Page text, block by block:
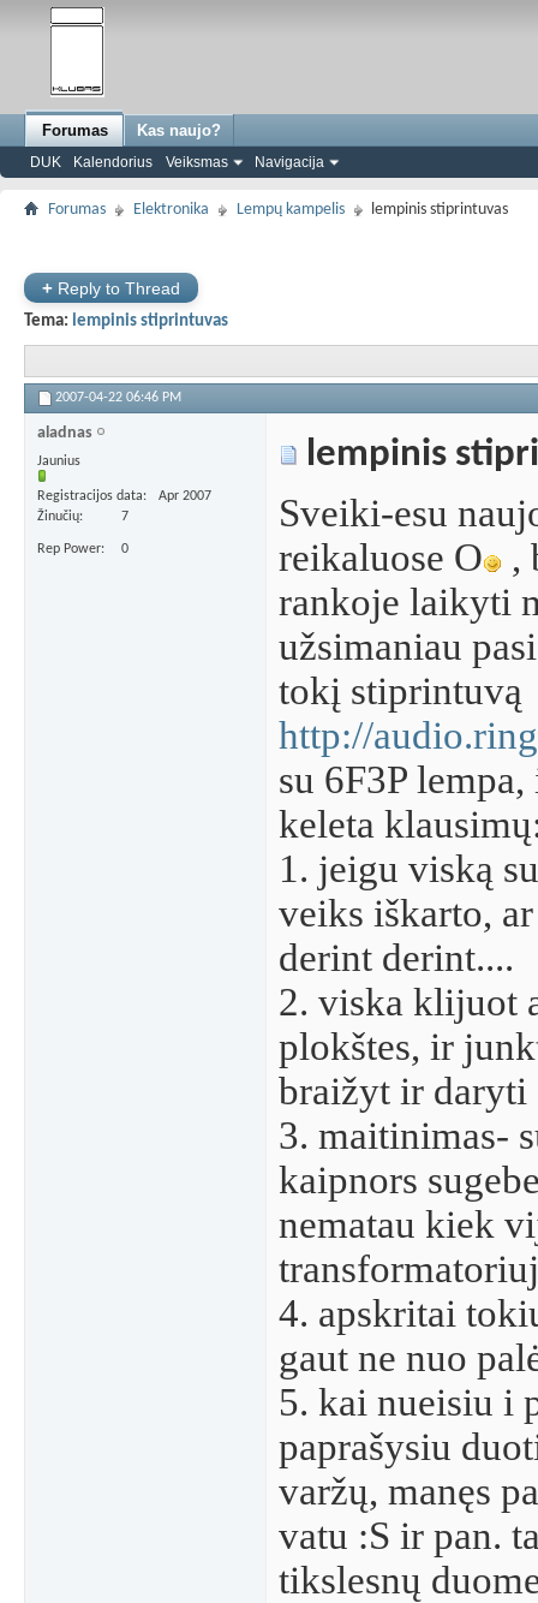
Forumas
DUK Kalendorius Veiksmas Navigacija
Kas naujo?
Forumas Elektronika Lempų kampelis lempinis stiprintuvas
+ Reply to Thread
Tema: lempinis stiprintuvas
2007-04-22 06:46 PM
aladnas
Jaunius
Registracijos data
Apr 2007
Žinučių
7
Rep Power 0
lempinis
Sveiki-esu
reikaluose O
,
rankoje laikyti
užsimaniau
tokį stiprintuvą
http://
su 6F3P
keleta
1. jeigu viską
veiks iškarto,
derint derint....
2. viska klijuot
plokštes, ir
braižyt ir daryti
3. maitinimas-
kaipnors
nematau kiek
4. apskritai
gaut ne nuo
5. kai nueisiu i
paprašysiu
varžų, manęs
vatu :S ir pan.
tikslesnų